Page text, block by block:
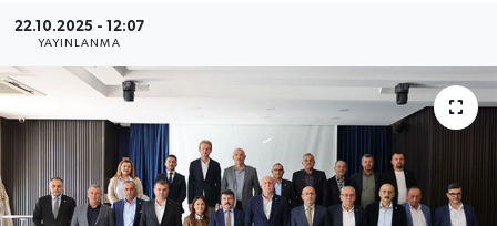
22.10.2025 - 12:07
YAYINLANMA